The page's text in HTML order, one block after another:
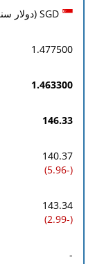
1.477500
1.463300
146.33
140.37
(-5.96)
143.34
(-2.99)
-